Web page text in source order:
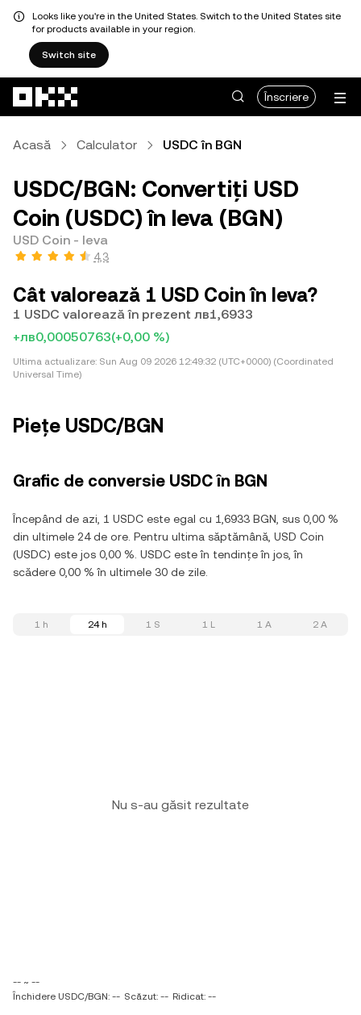
Looks like you're in the United States. Switch to the United States site
for products available in your region.
Switch site
Înscriere
Acasă Calculator USDC în BGN
USDC/BGN: Convertiți USD
Coin (USDC) în leva (BGN)
USD Coin - leva
4,3
Cât valorează 1 USD Coin în leva?
1 USDC valorează în prezent лв1,6933
+лв0,00050763(+0,00 %)
Ultima actualizare: Sun Aug 09 2026 12:49:32 (UTC+0000) (Coordinated
Universal Time)
Piețe USDC/BGN
Grafic de conversie USDC în BGN
Începând de azi, 1 USDC este egal cu 1,6933 BGN, sus 0,00 %
din ultimele 24 de ore. Pentru ultima săptămână, USD Coin
(USDC) este jos 0,00 %. USDC este în tendințe în jos, în
scădere 0,00 % în ultimele 30 de zile.
1 h 24 h 1 S 1 L 1 A 2 A
Nu s-au găsit rezultate
-- ~ --
Închidere USDC/BGN: -- Scăzut: -- Ridicat: --